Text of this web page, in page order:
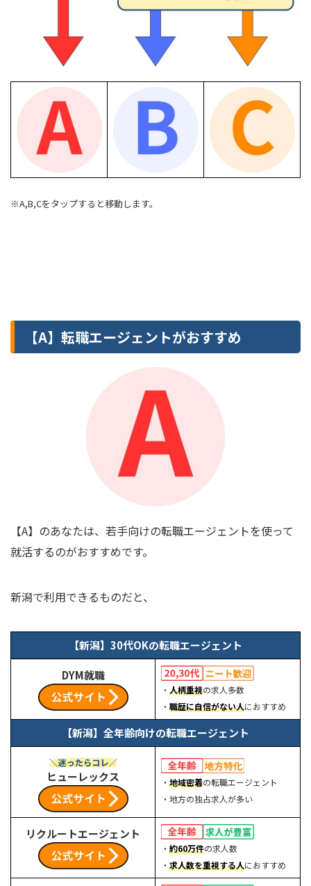
※A,B,Cをタップすると移動します。
【A】転職エージェントがおすすめ
【A】のあなたは、若手向けの転職エージェントを使って
就活するのがおすすめです。
新潟で利用できるものだと、
【新潟】30代OKの転職エージェント
DYM就職
・ 人柄重視の求人多数
・ 職歴に自信がない人におすすめ
【新潟】全年齢向けの転職エージェント
ヒューレックス ・ 地域密着の転職エージェント
・地方の独占求人が多い
リクルートエージェント
・ 約60万件の求人数
・ 求人数を重視する人におすすめ